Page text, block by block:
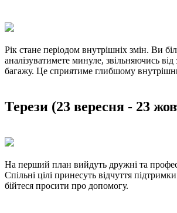
Рік стане періодом внутрішніх змін. Ви
аналізуватимете минуле, звільняючись
багажу. Це сприятиме глибшому
Терези (23 вересня - 23
На перший план вийдуть дружні та
Спільні цілі принесуть відчуття
бійтеся просити про допомогу.